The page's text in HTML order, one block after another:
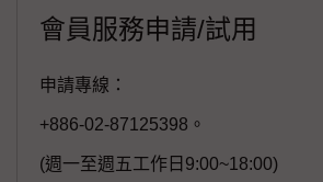
會員服務申請/試用
申請專線：
+886-02-87125398。
(週一至週五工作日9:00~18:00)